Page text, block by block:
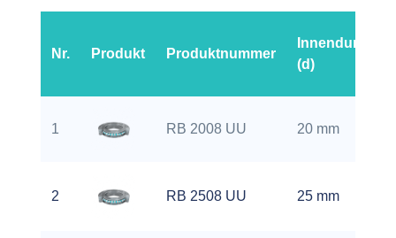
Nr. Produkt Produktnummer
(d)
1 RB 2008 UU 20 mm
2 RB 2508 UU 25 mm